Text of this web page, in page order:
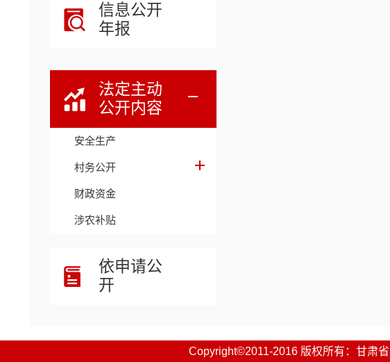
信息公开
年报
法定主动
公开内容
安全生产
村务公开
财政资金
涉农补贴
依申请公
开
Copyright©2011-2016 版权所有：甘肃